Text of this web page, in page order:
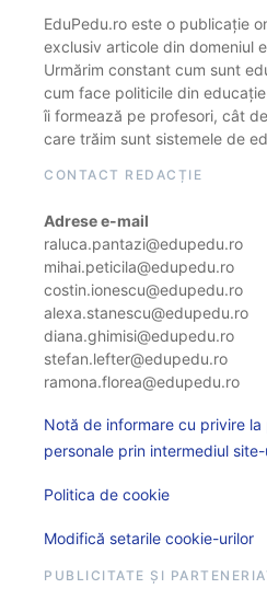
EduPedu.ro este o publicație
exclusiv articole din domeniul
Urmărim constant cum sunt
cum face politicile din
îi formează pe profesori, cât
care trăim sunt sistemele de
CONTACT REDACȚIE
Adrese e-mail
raluca.pantazi@edupedu.ro
mihai.peticila@edupedu.ro
costin.ionescu@edupedu.ro
alexa.stanescu@edupedu.ro
diana.ghimisi@edupedu.ro
stefan.lefter@edupedu.ro
ramona.florea@edupedu.ro
Notă de informare cu privire
personale prin intermediul
Politica de cookie
Modifică setarile cookie-urilor
PUBLICITATE ȘI